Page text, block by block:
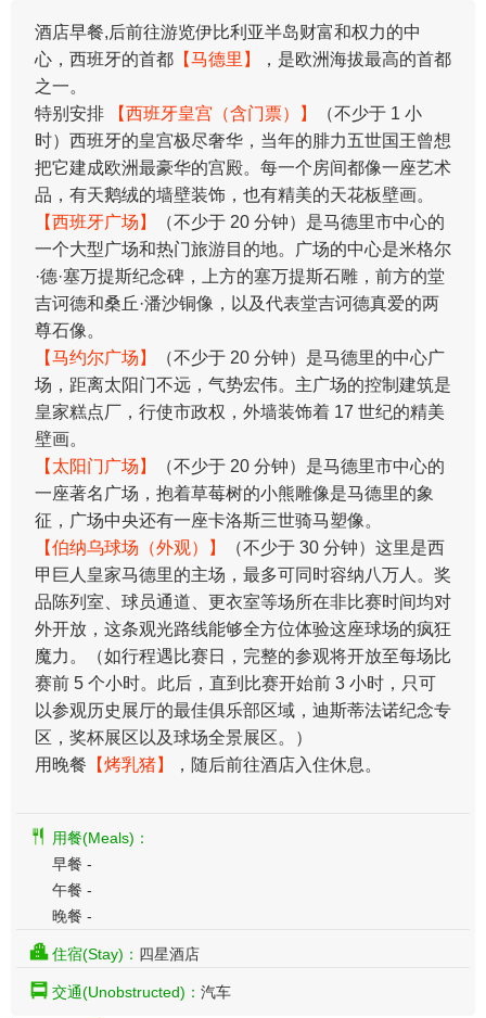
酒店早餐,后前往游览伊比利亚半岛财富和权力的中
心，西班牙的首都 【马德里】
，是欧洲海拔最高的首都
之一。
特别安排
【西班牙皇宫（含门票）】
（不少于 1 小
时）西班牙的皇宫极尽奢华，当年的腓力五世国王曾想
把它建成欧洲最豪华的宫殿。每一个房间都像一座艺术
品，有天鹅绒的墙壁装饰，也有精美的天花板壁画。
【西班牙广场】
（不少于 20 分钟）是马德里市中心的
一个大型广场和热门旅游目的地。广场的中心是米格尔
·德·塞万提斯纪念碑，上方的塞万提斯石雕，前方的堂
吉诃德和桑丘·潘沙铜像，以及代表堂吉诃德真爱的两
尊石像。
【马约尔广场】
（不少于 20 分钟）是马德里的中心广
场，距离太阳门不远，气势宏伟。主广场的控制建筑是
皇家糕点厂，行使市政权，外墙装饰着 17 世纪的精美
壁画。
【太阳门广场】
（不少于 20 分钟）是马德里市中心的
一座著名广场，抱着草莓树的小熊雕像是马德里的象
征，广场中央还有一座卡洛斯三世骑马塑像。
【伯纳乌球场（外观）】
（不少于 30 分钟）这里是西
甲巨人皇家马德里的主场，最多可同时容纳八万人。奖
品陈列室、球员通道、更衣室等场所在非比赛时间均对
外开放，这条观光路线能够全方位体验这座球场的疯狂
魔力。（如行程遇比赛日，完整的参观将开放至每场比
赛前 5 个小时。此后，直到比赛开始前 3 小时，只可
以参观历史展厅的最佳俱乐部区域，迪斯蒂法诺纪念专
区，奖杯展区以及球场全景展区。）
用晚餐 【烤乳猪】 ，随后前往酒店入住休息。
用餐(Meals)：
早餐 -
午餐 -
晚餐 -
住宿(Stay)： 四星酒店
交通(Unobstructed)： 汽车